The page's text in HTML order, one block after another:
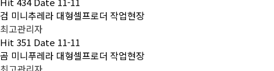
검 미니추레라 대형셀프로더 작업현장
최고관리자
Hit 351 Date 11-11
곰 미니푸레라 대형셀프로더 작업현장